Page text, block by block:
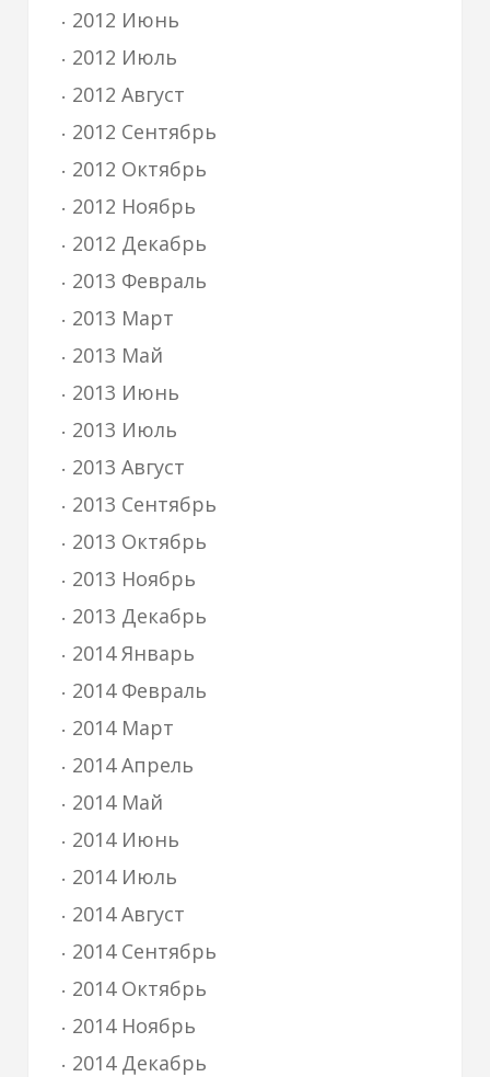
2012 Июнь
2012 Июль
2012 Август
2012 Сентябрь
2012 Октябрь
2012 Ноябрь
2012 Декабрь
2013 Февраль
2013 Март
2013 Май
2013 Июнь
2013 Июль
2013 Август
2013 Сентябрь
2013 Октябрь
2013 Ноябрь
2013 Декабрь
2014 Январь
2014 Февраль
2014 Март
2014 Апрель
2014 Май
2014 Июнь
2014 Июль
2014 Август
2014 Сентябрь
2014 Октябрь
2014 Ноябрь
2014 Декабрь